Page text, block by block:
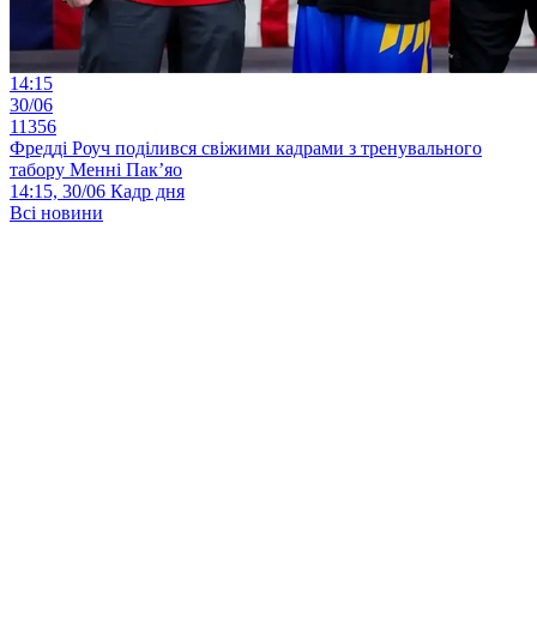
14:15
30/06
11356
Фредді Роуч поділився свіжими кадрами з тренувального
табору Менні Пак’яо
14:15, 30/06 Кадр дня
Всі новини